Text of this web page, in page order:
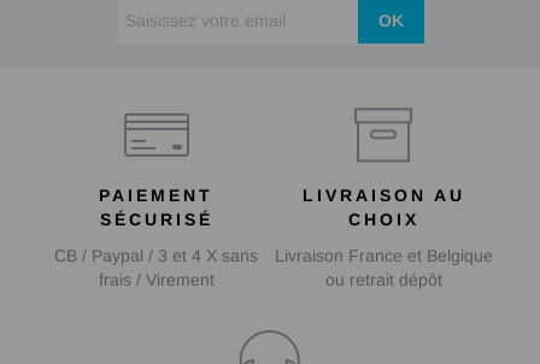
OK
PAIEMENT
SÉCURISÉ
CB / Paypal / 3 et 4 X sans
frais / Virement
LIVRAISON AU
CHOIX
Livraison France et Belgique
ou retrait dépôt